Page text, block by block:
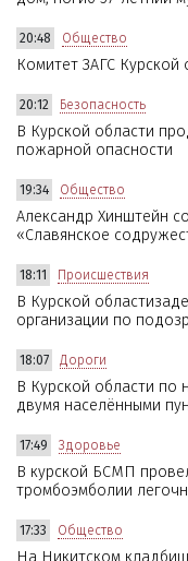
20:48 Общество
Комитет ЗАГС
20:12 Безопасность
В Курской области
пожарной опасности
19:34 Общество
Александр Хинштейн
«Славянское
18:11 Происшествия
В Курской
организации по
18:07 Дороги
В Курской области по
двумя населёнными
17:49 Здоровье
В курской БСМП
тромбоэмболии
17:33 Общество
На Никитском